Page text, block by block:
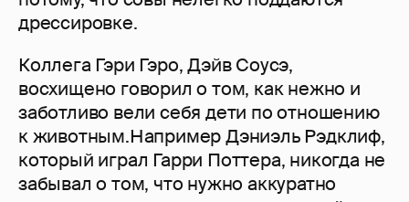
дрессировке.
Коллега Гэри Гэро, Дэйв Соусэ,
восхищено говорил о том, как нежно и
заботливо вели себя дети по отношению
к животным.Например Дэниэль Рэдклиф,
который играл Гарри Поттера, никогда не
забывал о том, что нужно аккуратно